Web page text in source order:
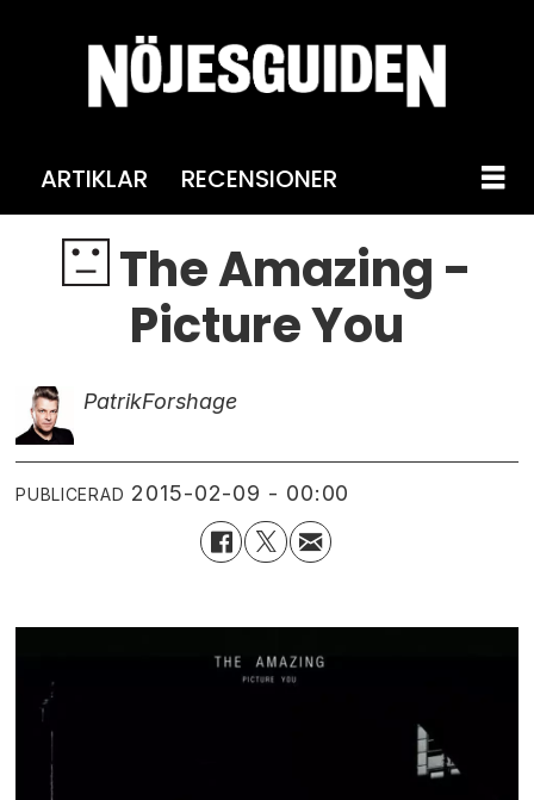
ARTIKLAR RECENSIONER
The Amazing -
Picture You
PatrikForshage
PUBLICERAD 2015-02-09 - 00:00